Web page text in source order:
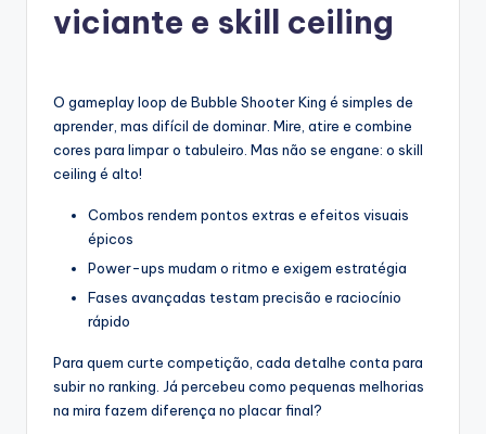
viciante e skill ceiling
O gameplay loop de Bubble Shooter King é simples de
aprender, mas difícil de dominar. Mire, atire e combine
cores para limpar o tabuleiro. Mas não se engane: o skill
ceiling é alto!
Combos rendem pontos extras e efeitos visuais
épicos
Power-ups mudam o ritmo e exigem estratégia
Fases avançadas testam precisão e raciocínio
rápido
Para quem curte competição, cada detalhe conta para
subir no ranking. Já percebeu como pequenas melhorias
na mira fazem diferença no placar final?